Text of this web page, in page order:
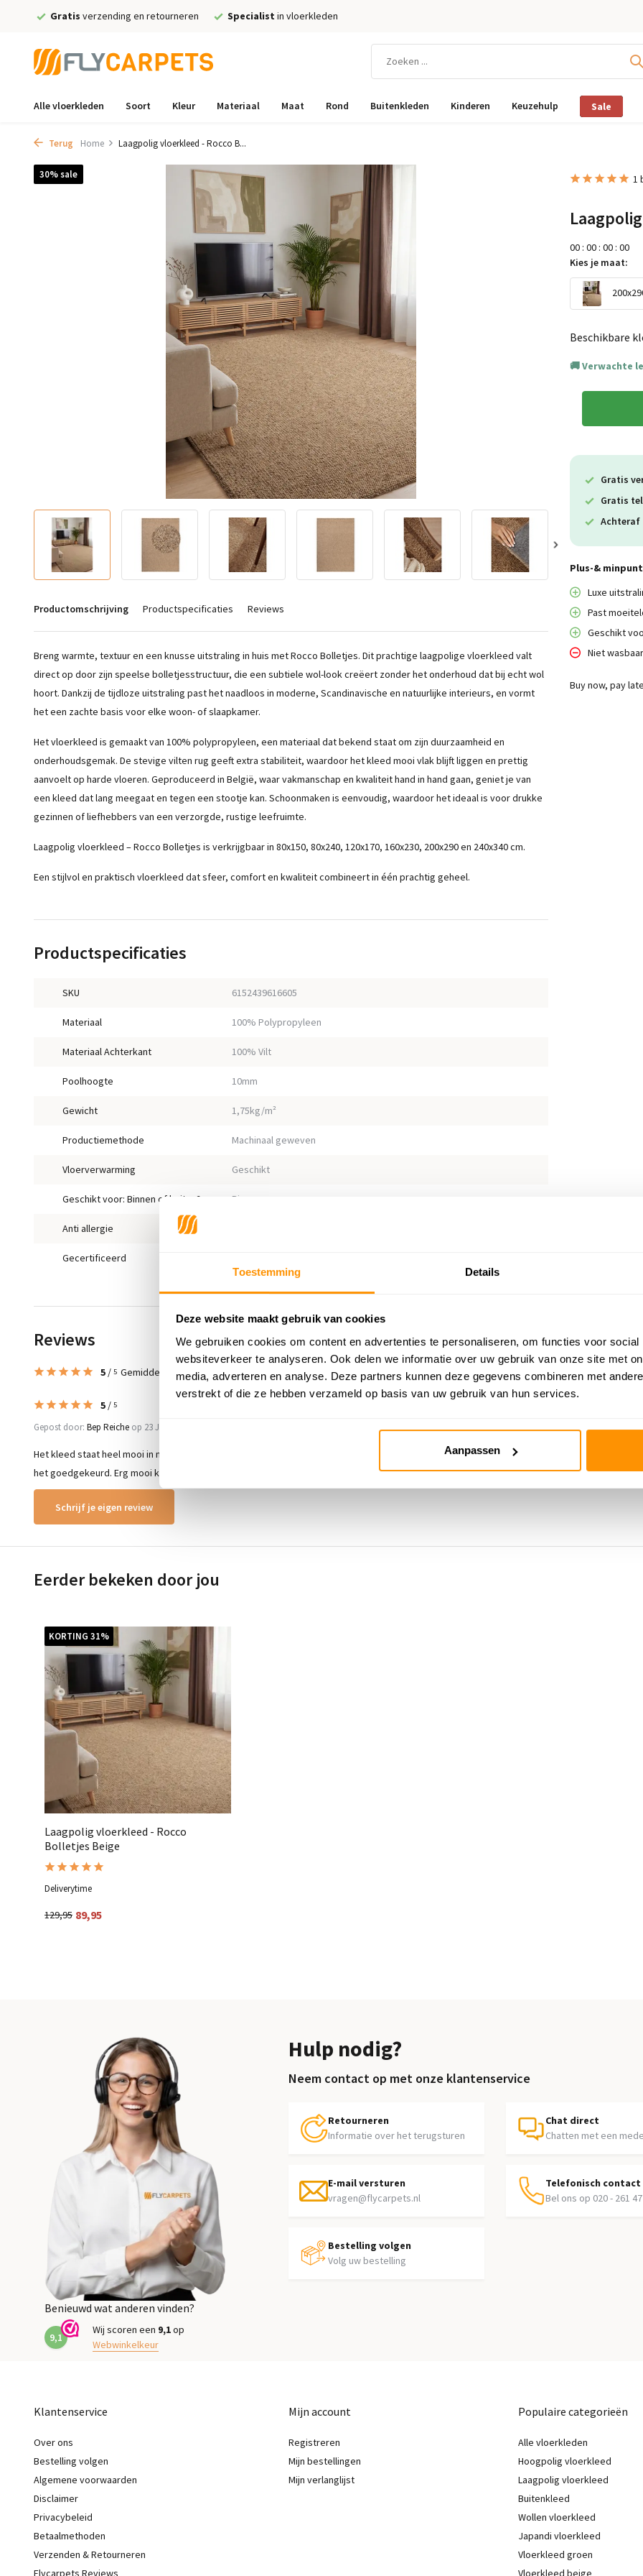
Toestemming Details
Deze website maakt gebruik van cookies
We gebruiken cookies om content en advertenties te personaliseren, om functies voor
websiteverkeer te analyseren. Ook delen we informatie over uw gebruik van onze site met
media, adverteren en analyse. Deze partners kunnen deze gegevens combineren met
verstrekt of die ze hebben verzameld op basis van uw gebruik van hun services.
Aanpassen
Gratis verzending en retourneren Specialist in vloerkleden
Alle vloerkleden Soort Kleur Materiaal Maat Rond Buitenkleden Kinderen Keuzehulp Sale
Terug Home Laagpolig vloerkleed - Rocco B...
30% sale
Productomschrijving Productspecificaties Reviews
Breng warmte, textuur en een knusse uitstraling in huis met Rocco Bolletjes. Dit prachtige laagpolige vloerkleed valt
direct op door zijn speelse bolletjesstructuur, die een subtiele wol-look creëert zonder het onderhoud dat bij echt wol
hoort. Dankzij de tijdloze uitstraling past het naadloos in moderne, Scandinavische en natuurlijke interieurs, en vormt
het een zachte basis voor elke woon- of slaapkamer.
Het vloerkleed is gemaakt van 100% polypropyleen, een materiaal dat bekend staat om zijn duurzaamheid en
onderhoudsgemak. De stevige vilten rug geeft extra stabiliteit, waardoor het kleed mooi vlak blijft liggen en prettig
aanvoelt op harde vloeren. Geproduceerd in België, waar vakmanschap en kwaliteit hand in hand gaan, geniet je van
een kleed dat lang meegaat en tegen een stootje kan. Schoonmaken is eenvoudig, waardoor het ideaal is voor drukke
gezinnen of liefhebbers van een verzorgde, rustige leefruimte.
Laagpolig vloerkleed – Rocco Bolletjes is verkrijgbaar in 80x150, 80x240, 120x170, 160x230, 200x290 en 240x340 cm.
Een stijlvol en praktisch vloerkleed dat sfeer, comfort en kwaliteit combineert in één prachtig geheel.
Productspecificaties
SKU 6152439616605
Materiaal 100% Polypropyleen
Materiaal Achterkant 100% Vilt
Poolhoogte 10mm
Gewicht 1,75kg/m²
Productiemethode Machinaal geweven
Vloerverwarming Geschikt
Geschikt voor: Binnen of buiten? Binnen
Anti allergie
Gecertificeerd
1
00: 00: 00: 00
Kies je maat:
Beschikbare
Verwachte
Buy now, pay
Gratis
Gratis
Achteraf
Plus-&
Luxe
Past
Geschikt
Niet
Reviews
5 / 5 Gemiddelde uit 1 beoordelingen
5 / 5
Gepost door: Bep Reiche op 23 Juli 2026
Het kleed staat heel mooi in mijn interieur. Ook de hond heeft
het goedgekeurd. Erg mooi kleed.
Schrijf je eigen review
Eerder bekeken door jou
KORTING 31%
Laagpolig vloerkleed - Rocco
Bolletjes Beige
Deliverytime
129,95 89,95
Hulp nodig?
Neem contact op met onze klantenservice
Retourneren
Informatie over het terugsturen
Chat direct
Chatten met een
E-mail versturen
vragen@flycarpets.nl
Telefonisch contact
Bel ons op 020 - 261
Bestelling volgen
Volg uw bestelling
Benieuwd wat anderen vinden?
9,1
Wij scoren een 9,1op
Webwinkelkeur
Klantenservice
Over ons
Bestelling volgen
Algemene voorwaarden
Disclaimer
Privacybeleid
Betaalmethoden
Verzenden & Retourneren
Flycarpets Reviews
Mijn account
Registreren
Mijn bestellingen
Mijn verlanglijst
Populaire categorieën
Alle vloerkleden
Hoogpolig vloerkleed
Laagpolig vloerkleed
Buitenkleed
Wollen vloerkleed
Japandi vloerkleed
Vloerkleed groen
Vloerkleed beige